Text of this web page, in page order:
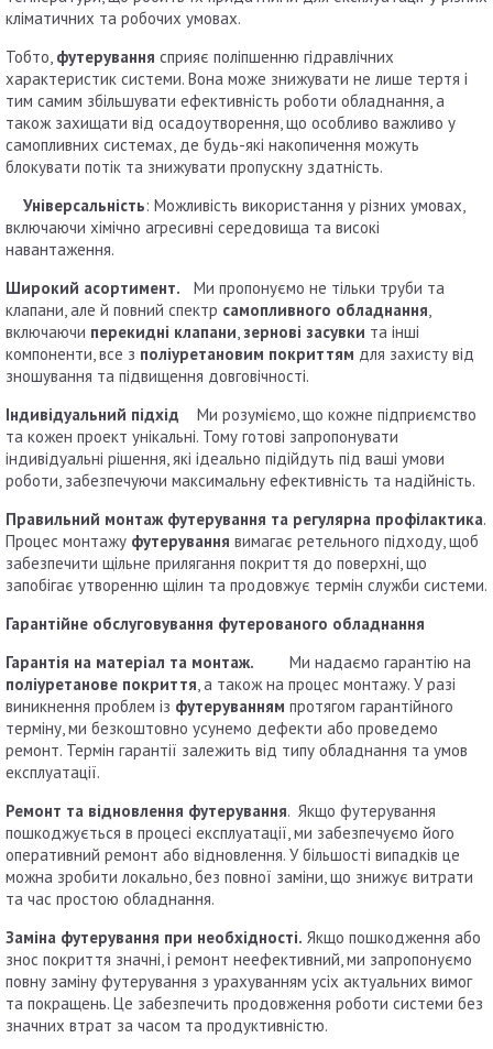
кліматичних та робочих умовах.
Тобто, футерування сприяє поліпшенню гідравлічних
характеристик системи. Вона може знижувати не лише тертя і
тим самим збільшувати ефективність роботи обладнання, а
також захищати від осадоутворення, що особливо важливо у
самопливних системах, де будь-які накопичення можуть
блокувати потік та знижувати пропускну здатність.
Універсальність: Можливість використання у різних умовах,
включаючи хімічно агресивні середовища та високі
навантаження.
Широкий асортимент. Ми пропонуємо не тільки труби та
клапани, але й повний спектр самопливного обладнання,
включаючи перекидні клапани, зернові засувки та інші
компоненти, все з поліуретановим покриттям для захисту від
зношування та підвищення довговічності.
Індивідуальний підхід Ми розуміємо, що кожне підприємство
та кожен проект унікальні. Тому готові запропонувати
індивідуальні рішення, які ідеально підійдуть під ваші умови
роботи, забезпечуючи максимальну ефективність та надійність.
Правильний монтаж футерування та регулярна профілактика.
Процес монтажу футерування вимагає ретельного підходу, щоб
забезпечити щільне прилягання покриття до поверхні, що
запобігає утворенню щілин та продовжує термін служби системи.
Гарантійне обслуговування футерованого обладнання
Гарантія на матеріал та монтаж. Ми надаємо гарантію на
поліуретанове покриття, а також на процес монтажу. У разі
виникнення проблем із футеруванням протягом гарантійного
терміну, ми безкоштовно усунемо дефекти або проведемо
ремонт. Термін гарантії залежить від типу обладнання та умов
експлуатації.
Ремонт та відновлення футерування. Якщо футерування
пошкоджується в процесі експлуатації, ми забезпечуємо його
оперативний ремонт або відновлення. У більшості випадків це
можна зробити локально, без повної заміни, що знижує витрати
та час простою обладнання.
Заміна футерування при необхідності. Якщо пошкодження або
знос покриття значні, і ремонт неефективний, ми запропонуємо
повну заміну футерування з урахуванням усіх актуальних вимог
та покращень. Це забезпечить продовження роботи системи без
значних втрат за часом та продуктивністю.